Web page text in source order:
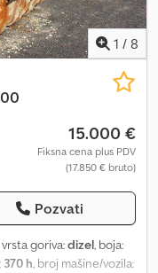
1 / 8
15.000 €
Fiksna cena plus PDV
(17.850 € bruto)
Pozvati
vrsta goriva:dizel, boja:
370 h, broj mašine/vozila: